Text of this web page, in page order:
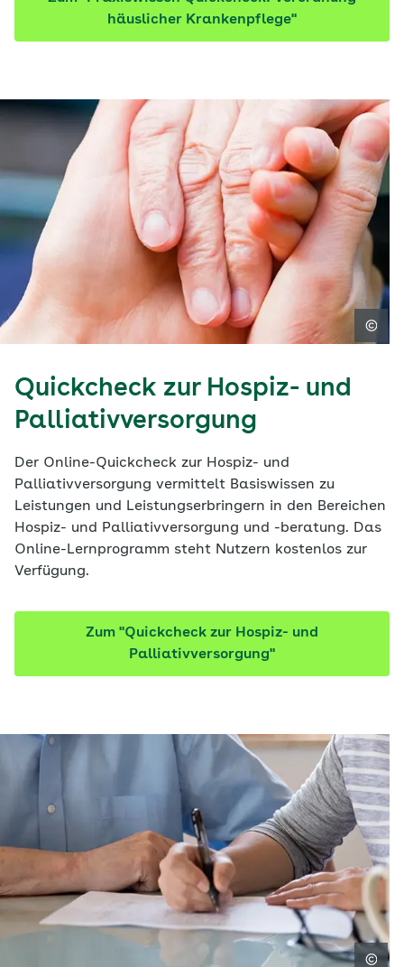
häuslicher Krankenpflege"
Quickcheck zur Hospiz- und
Palliativversorgung
Der Online-Quickcheck zur Hospiz- und
Palliativversorgung vermittelt Basiswissen zu
Leistungen und Leistungserbringern in den Bereichen
Hospiz- und Palliativversorgung und -beratung. Das
Online-Lernprogramm steht Nutzern kostenlos zur
Verfügung.
Zum "Quickcheck zur Hospiz- und
Palliativversorgung"